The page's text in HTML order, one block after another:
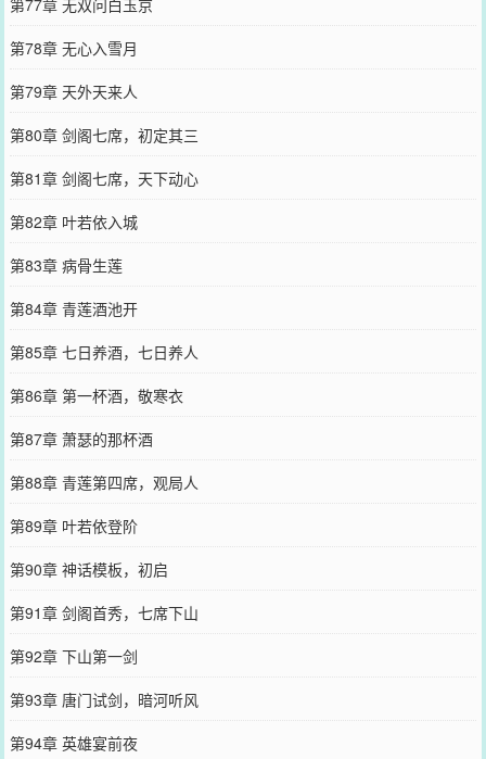
第77章 无双问白玉京
第78章 无心入雪月
第79章 天外天来人
第80章 剑阁七席，初定其三
第81章 剑阁七席，天下动心
第82章 叶若依入城
第83章 病骨生莲
第84章 青莲酒池开
第85章 七日养酒，七日养人
第86章 第一杯酒，敬寒衣
第87章 萧瑟的那杯酒
第88章 青莲第四席，观局人
第89章 叶若依登阶
第90章 神话模板，初启
第91章 剑阁首秀，七席下山
第92章 下山第一剑
第93章 唐门试剑，暗河听风
第94章 英雄宴前夜